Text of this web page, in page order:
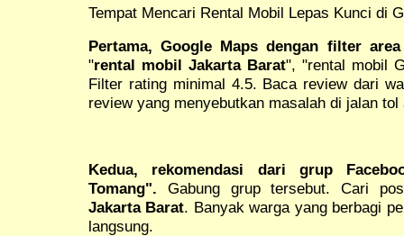
Tempat Mencari Rental Mobil Lepas Kunci di
Pertama, Google Maps dengan filter
"rental mobil Jakarta Barat", "rental mobil
Filter rating minimal 4.5. Baca review dari
review yang menyebutkan masalah di jalan
Kedua, rekomendasi dari grup
Tomang". Gabung grup tersebut. Cari
Jakarta Barat. Banyak warga yang berbagi
langsung.